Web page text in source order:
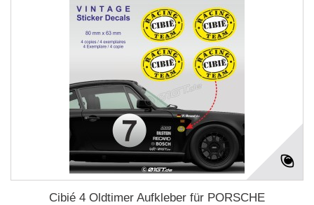
Cibié 4 Oldtimer Aufkleber für PORSCHE